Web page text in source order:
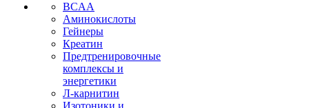
BCAA
Аминокислоты
Гейнеры
Креатин
Предтренировочные
комплексы и
энергетики
Л-карнитин
Изотоники и